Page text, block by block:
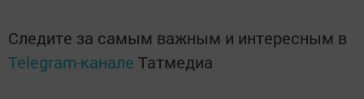
Следите за самым важным и интересным в
Telegram-канале Татмедиа